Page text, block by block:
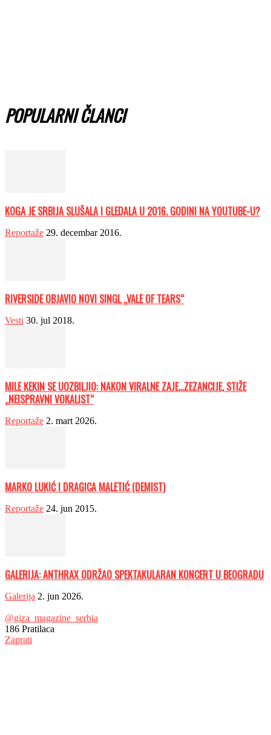
POPULARNI ČLANCI
KOGA JE SRBIJA SLUŠALA I GLEDALA U 2016. GODINI NA YOUTUBE-U?
Reportaže 29. decembar 2016.
RIVERSIDE OBJAVIO NOVI SINGL „VALE OF TEARS“
Vesti 30. jul 2018.
MILE KEKIN SE UOZBILJIO: NAKON VIRALNE ZAJE…ZEZANCIJE, STIŽE
„NEISPRAVNI VOKALIST“
Reportaže 2. mart 2026.
MARKO LUKIĆ I DRAGICA MALETIĆ (DEMIST)
Reportaže 24. jun 2015.
GALERIJA: ANTHRAX ODRŽAO SPEKTAKULARAN KONCERT U BEOGRADU
Galerija 2. jun 2026.
@giza_magazine_serbia
186 Pratilaca
Zaprati